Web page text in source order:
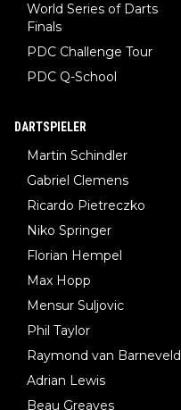
World Series of Darts
Finals
PDC Challenge Tour
PDC Q-School
DARTSPIELER
Martin Schindler
Gabriel Clemens
Ricardo Pietreczko
Niko Springer
Florian Hempel
Max Hopp
Mensur Suljovic
Phil Taylor
Raymond van Barneveld
Adrian Lewis
Beau Greaves